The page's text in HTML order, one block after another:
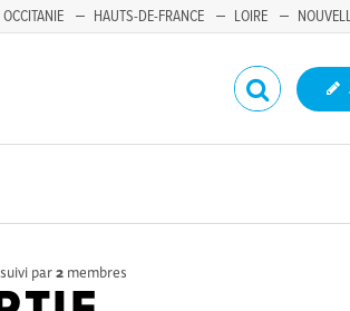
OCCITANIE HAUTS-DE-FRANCE LOIRE
par2 membres